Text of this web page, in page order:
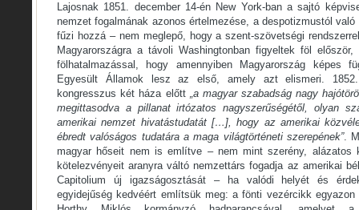
Lajosnak 1851. december 14-én New York-ban a sajtó
nemzet fogalmának azonos értelmezése, a despotizmustól
fűzi hozzá – nem meglepő, hogy a szent-szövetségi
Magyarországra a távoli Washingtonban figyeltek föl
fölhatalmazással, hogy amennyiben Magyarország képes
Egyesült Államok lesz az első, amely azt elismeri.
kongresszus két háza előtt „a magyar szabadság nagy
megittasodva a pillanat irtózatos nagyszerűségétől, olyan
amerikai nemzet hivatástudatát […], hogy az amerikai
ébredt valóságos tudatára a maga világtörténeti szerepének”.
magyar hőseit nem is említve – nem mint szerény, alázatos
kötelezvényeit aranyra váltó nemzettárs fogadja az amerikai
Capitolium új igazságosztását – ha valódi helyét és
egyidejűség kedvéért említsük meg: a fönti vezércikk